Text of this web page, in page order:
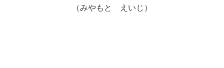
（みやもと えいじ）